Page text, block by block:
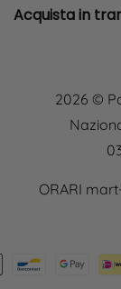
Acquista in
2026 ©
ORARI